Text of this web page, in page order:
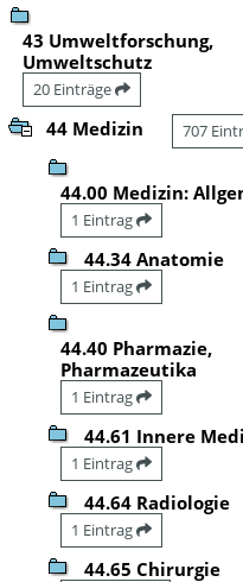
43 Umweltforschung,
Umweltschutz
20 Einträge
44 Medizin 707
44.00 Medizin:
1 Eintrag
44.34 Anatomie
1 Eintrag
44.40 Pharmazie,
Pharmazeutika
1 Eintrag
44.61 Innere
1 Eintrag
44.64 Radiologie
1 Eintrag
44.65 Chirurgie